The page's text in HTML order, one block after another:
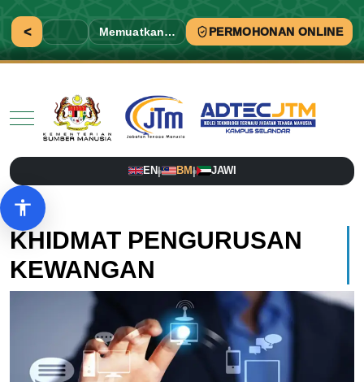
< Memuatkan… PERMOHONAN ONLINE
Mobile Menu Toggle
EN| BM| JAWI
Pilihan aksesibiliti
KHIDMAT PENGURUSAN
KEWANGAN